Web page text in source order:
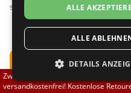
SoDanca
TopTanz
schmal
4.17 (12
Hinweis: Schuh fällt
Empfehlung: Eine
Zwischen 70,00 EUR und 800,00
versandkostenfrei! Kostenlose
ALLE
ALLE
DETAILS